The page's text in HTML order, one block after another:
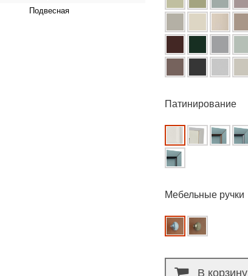
Подвесная
Патинирование
Мебельные ручки
В корзину